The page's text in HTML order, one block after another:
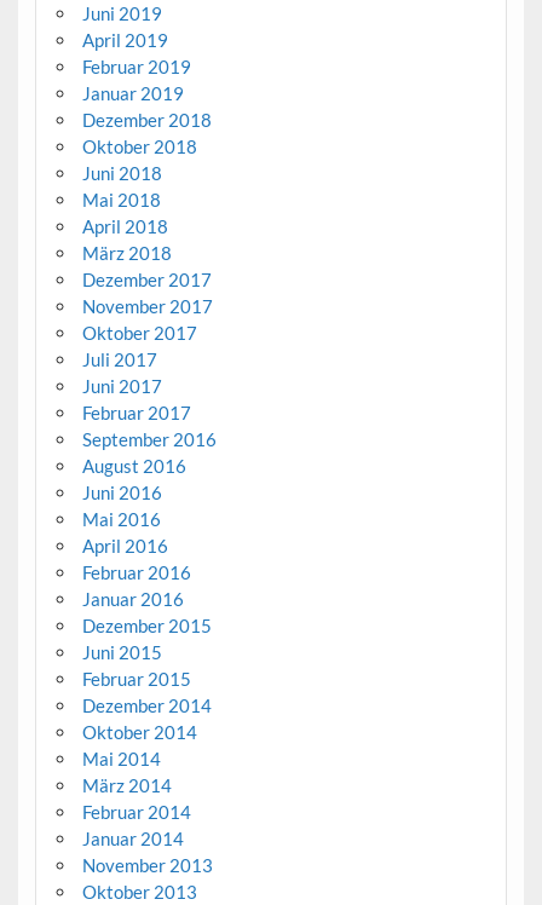
Juni 2019
April 2019
Februar 2019
Januar 2019
Dezember 2018
Oktober 2018
Juni 2018
Mai 2018
April 2018
März 2018
Dezember 2017
November 2017
Oktober 2017
Juli 2017
Juni 2017
Februar 2017
September 2016
August 2016
Juni 2016
Mai 2016
April 2016
Februar 2016
Januar 2016
Dezember 2015
Juni 2015
Februar 2015
Dezember 2014
Oktober 2014
Mai 2014
März 2014
Februar 2014
Januar 2014
November 2013
Oktober 2013